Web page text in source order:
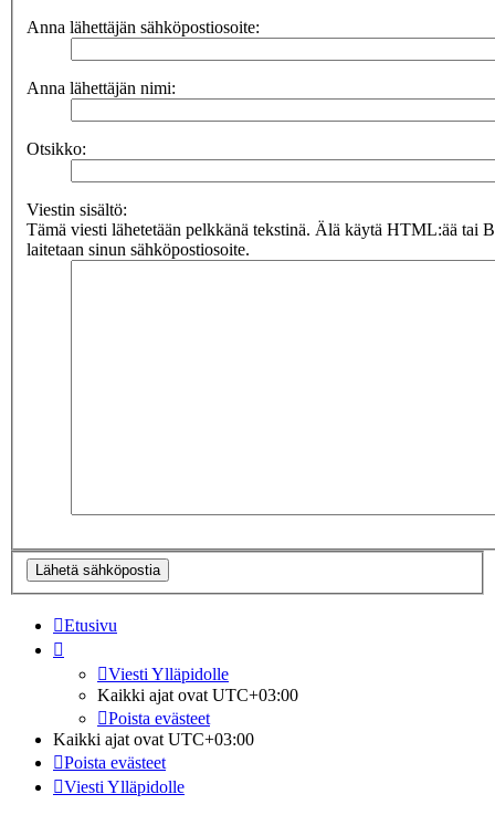
Anna lähettäjän sähköpostiosoite:
Anna lähettäjän nimi:
Otsikko:
Viestin sisältö:
Tämä viesti lähetetään pelkkänä tekstinä. Älä käytä HTML:ää tai
laitetaan sinun sähköpostiosoite.
Etusivu
Viesti Ylläpidolle
Kaikki ajat ovatUTC+03:00
Poista evästeet
Kaikki ajat ovatUTC+03:00
Poista evästeet
Viesti Ylläpidolle